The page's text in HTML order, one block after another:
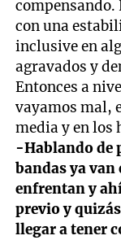
compensando.
con una
inclusive en
agravados y
Entonces a
vayamos mal,
media y en los
-Hablando de
bandas ya van
enfrentan y
previo y
llegar a tener